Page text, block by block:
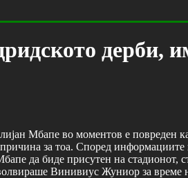
дерби,
Мбапе во моментов е повреден
за тоа. Според информациите
да биде присутен на стадионот,
Винивиус Жуниор за